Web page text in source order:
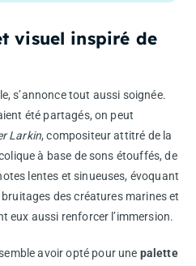
visuel inspiré de
s’annonce tout aussi soignée.
été partagés, on peut
Larkin, compositeur attitré de la
à base de sons étouffés, de
lentes et sinueuses, évoquant
bruitages des créatures marines et
eux aussi renforcer l’immersion.
avoir opté pour une palette